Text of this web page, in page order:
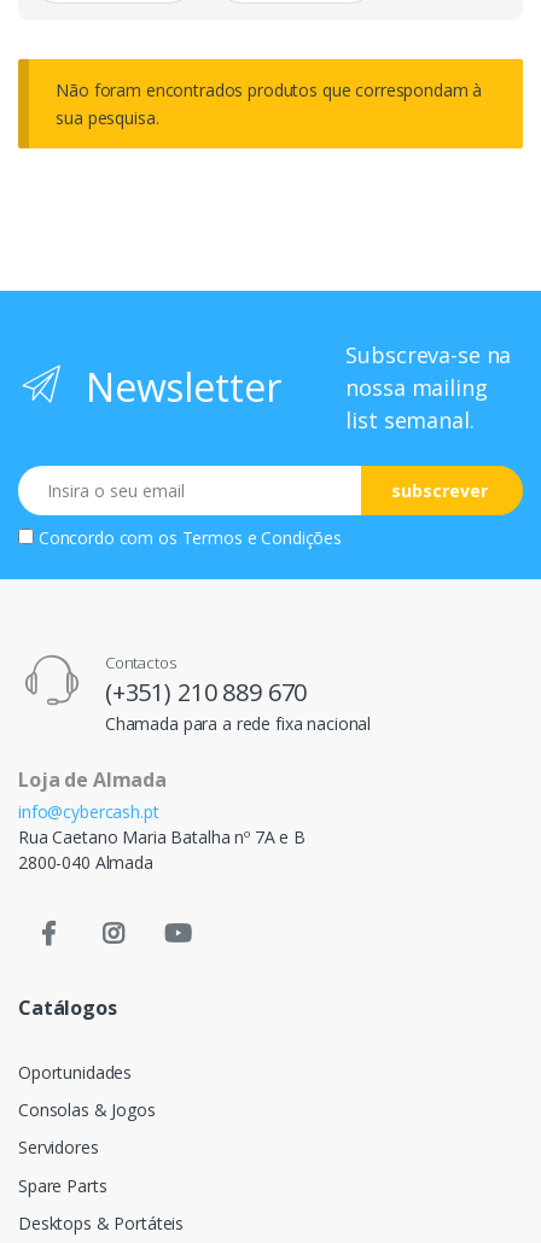
Não foram encontrados produtos que correspondam à
sua pesquisa.
Newsletter
Subscreva-se na
nossa mailing
list semanal.
Email
subscrever
Concordo com os Termos e Condições
Contactos
(+351) 210 889 670
Chamada para a rede fixa nacional
Loja de Almada
info@cybercash.pt
Rua Caetano Maria Batalha nº 7A e B
2800-040 Almada
Catálogos
Oportunidades
Consolas & Jogos
Servidores
Spare Parts
Desktops & Portáteis